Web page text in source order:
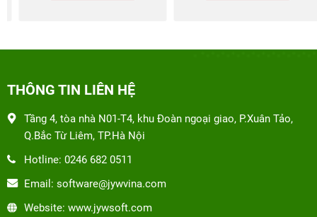
THÔNG TIN LIÊN HỆ
Tầng 4, tòa nhà N01-T4, khu Đoàn ngoại giao, P.Xuân Tảo,
Q.Bắc Từ Liêm, TP.Hà Nội
Hotline: 0246 682 0511
Email: software@jywvina.com
Website: www.jywsoft.com